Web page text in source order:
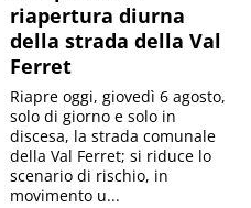
riapertura diurna
della strada della Val
Ferret
Riapre oggi, giovedì 6 agosto,
solo di giorno e solo in
discesa, la strada comunale
della Val Ferret; si riduce lo
scenario di rischio, in
movimento u...